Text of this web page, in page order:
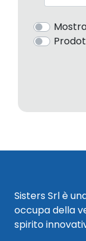
Sisters Srl è
occupa della
spirito